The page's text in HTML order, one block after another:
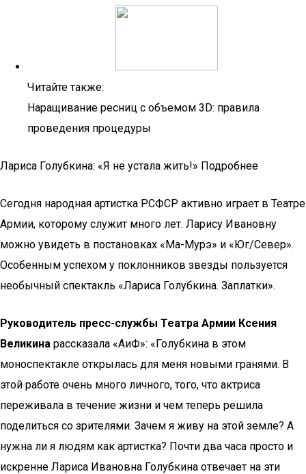
Читайте также:
Наращивание ресниц с объемом 3D: правила
проведения процедуры
Лариса Голубкина: «Я не устала жить!» Подробнее
Сегодня народная артистка РСФСР активно играет в Театре
Армии, которому служит много лет. Ларису Ивановну
можно увидеть в постановках «Ма-Мурэ» и «Юг/Север».
Особенным успехом у поклонников звезды пользуется
необычный спектакль «Лариса Голубкина. Заплатки».
Руководитель пресс-службы Театра Армии Ксения
Великина рассказала «АиФ»: «Голубкина в этом
моноспектакле открылась для меня новыми гранями. В
этой работе очень много личного, того, что актриса
переживала в течение жизни и чем теперь решила
поделиться со зрителями. Зачем я живу на этой земле? А
нужна ли я людям как артистка? Почти два часа просто и
искренне Лариса Ивановна Голубкина отвечает на эти